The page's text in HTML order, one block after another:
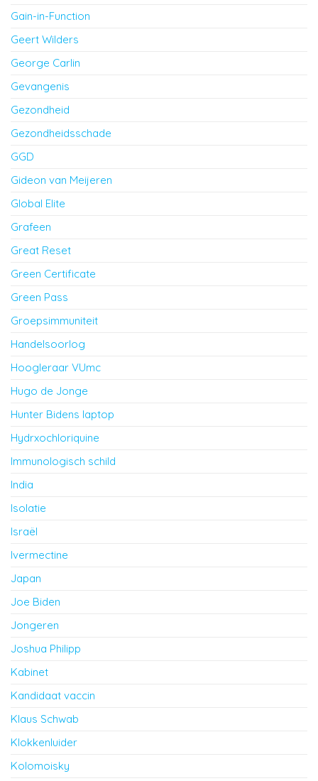
Gain-in-Function
Geert Wilders
George Carlin
Gevangenis
Gezondheid
Gezondheidsschade
GGD
Gideon van Meijeren
Global Elite
Grafeen
Great Reset
Green Certificate
Green Pass
Groepsimmuniteit
Handelsoorlog
Hoogleraar VUmc
Hugo de Jonge
Hunter Bidens laptop
Hydrxochloriquine
Immunologisch schild
India
Isolatie
Israël
Ivermectine
Japan
Joe Biden
Jongeren
Joshua Philipp
Kabinet
Kandidaat vaccin
Klaus Schwab
Klokkenluider
Kolomoisky